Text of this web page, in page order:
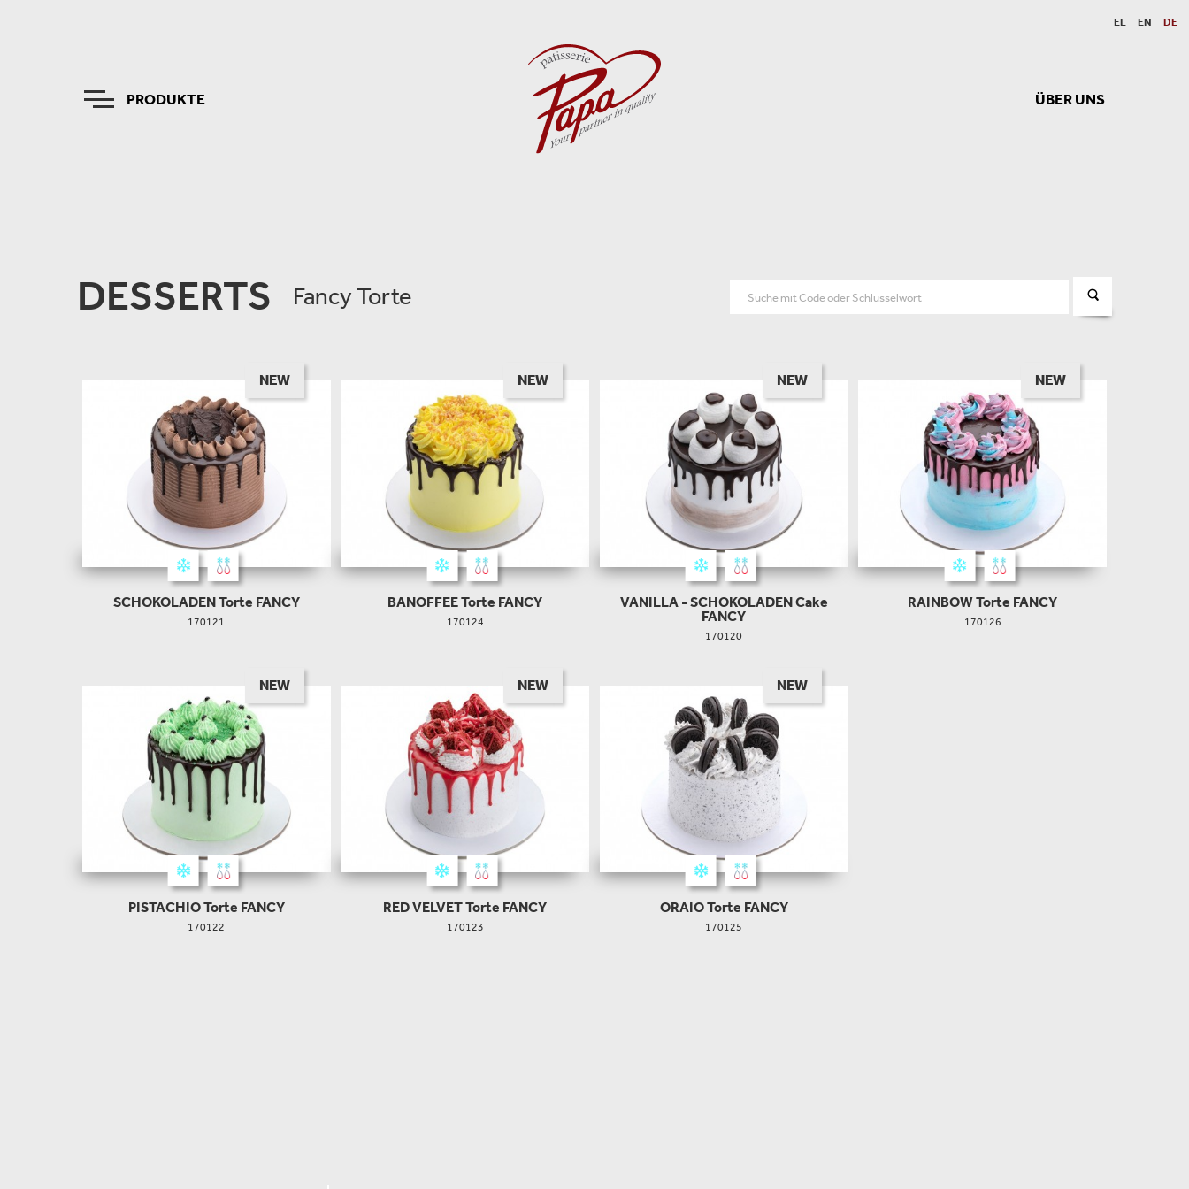
EL EN DE
PRODUKTE ÜBER UNS
DESSERTS Fancy Torte
NEW
SCHOKOLADEN Torte FANCY
170121
NEW
BANOFFEE Torte FANCY
170124
NEW
VANILLA - SCHOKOLADEN Cake
FANCY
170120
NEW
RAINBOW Torte FANCY
170126
NEW
PISTACHIO Torte FANCY
170122
NEW
RED VELVET Torte FANCY
170123
NEW
ORAIO Torte FANCY
170125